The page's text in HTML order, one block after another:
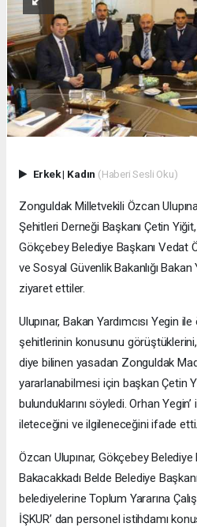
Erkek| Kadın (Haberi Sesli Oku)
Zonguldak Milletvekili Özcan
Şehitleri Derneği Başkanı Çetin
Gökçebey Belediye Başkanı Vedat
ve Sosyal Güvenlik Bakanlığı Bakan
ziyaret ettiler.
Ulupınar, Bakan Yardımcısı Yegin
şehitlerinin konusunu
diye bilinen yasadan Zonguldak
yararlanabilmesi için başkan Çetin
bulunduklarını söyledi. Orhan
ileteceğini ve ilgileneceğini ifade etti.
Özcan Ulupınar, Gökçebey Belediye
Bakacakkadı Belde Belediye
belediyelerine Toplum Yararına
İŞKUR’ dan personel istihdamı